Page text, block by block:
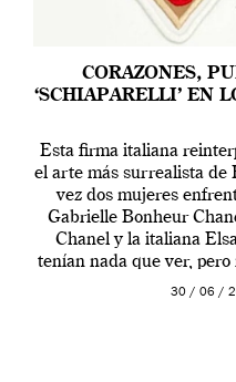
CORAZONES,
‘SCHIAPARELLI’ EN
Esta firma italiana
el arte más surrealista
vez dos mujeres
Gabrielle Bonheur
Chanel y la italiana
tenían nada que ver,
sentido
30 / 06 /